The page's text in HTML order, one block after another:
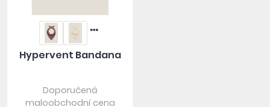
Hypervent Bandana
Doporučená
maloobchodní cena